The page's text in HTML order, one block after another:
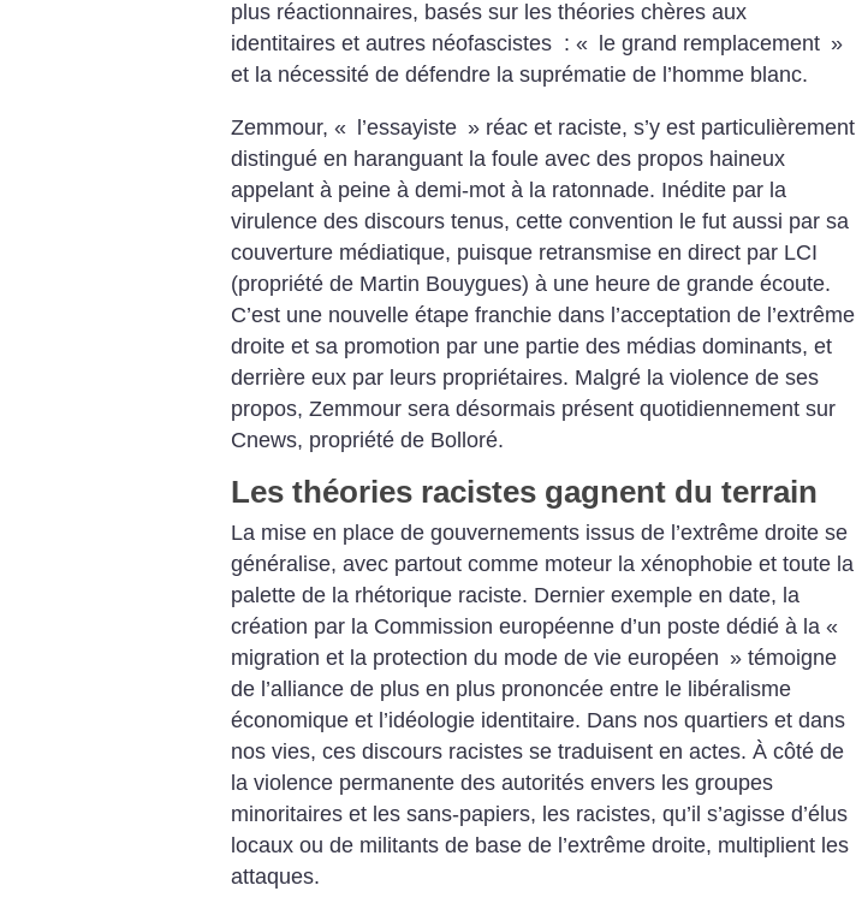
plus réactionnaires, basés sur les théories chères aux
identitaires et autres néofascistes : «
le grand remplacement »
et la nécessité de défendre la suprématie de l’homme blanc.
Zemmour, « l’essayiste » réac et raciste, s’y est particulièrement
distingué en haranguant la foule avec des propos haineux
appelant à peine à demi-mot à la ratonnade. Inédite par la
virulence des discours tenus, cette convention le fut aussi par sa
couverture médiatique, puisque retransmise en direct par LCI
(propriété de Martin Bouygues) à une heure de grande écoute.
C’est une nouvelle étape franchie dans l’acceptation de l’extrême
droite et sa promotion par une partie des médias dominants, et
derrière eux par leurs propriétaires. Malgré la violence de ses
propos, Zemmour sera désormais présent quotidiennement sur
Cnews, propriété de Bolloré.
Les théories racistes gagnent du terrain
La mise en place de gouvernements issus de l’extrême droite se
généralise, avec partout comme moteur la xénophobie et toute la
palette de la rhétorique raciste. Dernier exemple en date, la
création par la Commission européenne d’un poste dédié à la «
migration et la protection du mode de vie européen » témoigne
de l’alliance de plus en plus prononcée entre le libéralisme
économique et l’idéologie identitaire. Dans nos quartiers et dans
nos vies, ces discours racistes se traduisent en actes. À côté de
la violence permanente des autorités envers les groupes
minoritaires et les sans-papiers, les racistes, qu’il s’agisse d’élus
locaux ou de militants de base de l’extrême droite, multiplient les
attaques.